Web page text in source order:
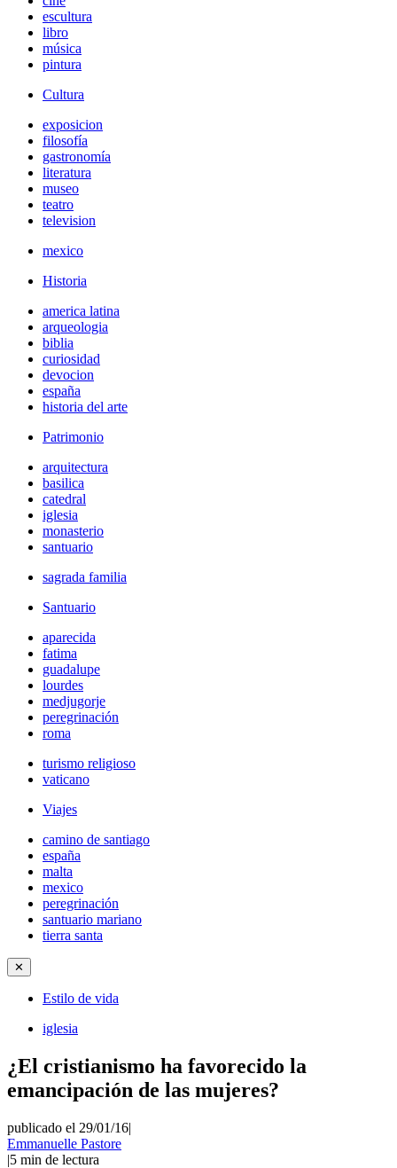
escultura
libro
música
pintura
Cultura
exposicion
filosofía
gastronomía
literatura
museo
teatro
television
mexico
Historia
america latina
arqueologia
biblia
curiosidad
devocion
españa
historia del arte
Patrimonio
arquitectura
basilica
catedral
iglesia
monasterio
santuario
sagrada familia
Santuario
aparecida
fatima
guadalupe
lourdes
medjugorje
peregrinación
roma
turismo religioso
vaticano
Viajes
camino de santiago
españa
malta
mexico
peregrinación
santuario mariano
tierra santa
✕
Estilo de vida
iglesia
¿El cristianismo ha favorecido la
emancipación de las mujeres?
publicado el 29/01/16|
Emmanuelle Pastore
|5 min de lectura